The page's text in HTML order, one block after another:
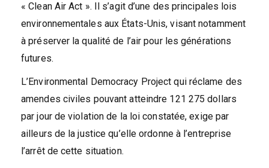
« Clean Air Act ». Il s’agit d’une des principales lois
environnementales aux États-Unis, visant notamment
à préserver la qualité de l’air pour les générations
futures.
L’Environmental Democracy Project qui réclame des
amendes civiles pouvant atteindre 121 275 dollars
par jour de violation de la loi constatée, exige par
ailleurs de la justice qu’elle ordonne à l’entreprise
l’arrêt de cette situation.